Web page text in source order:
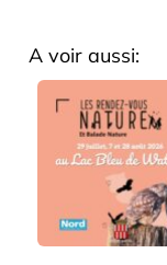
A voir aussi: